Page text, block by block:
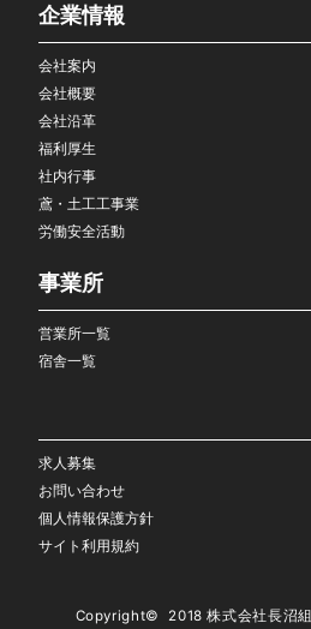
企業情報
会社案内
会社概要
会社沿革
福利厚生
社内行事
鳶・土工工事業
労働安全活動
事業所
営業所一覧
宿舎一覧
求人募集
お問い合わせ
個人情報保護方針
サイト利用規約
Copyright© 2018株式会社長沼組